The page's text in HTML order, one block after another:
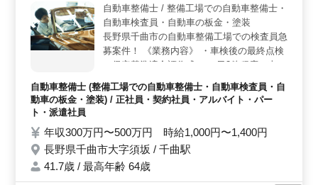
会社カレンダーに従い、有給休暇も取得可能です。
＜中高年が活躍する職場環境＞ 平均年齢49.8歳で、最
高年齢70歳までの中高年が活躍しています。男性8：女性
2の比率で、禁煙環境での健康的な職場です。経験豊富な
方々がチームを支え、安心して長く働ける環境が整って
自動車整備士 / 整備工場での自動車整備士・
自動車検査員・自動車の板金・塗装
長野県千曲市の自動車整備工場での検査員急
募案件！ 《業務内容》 ・車検後の最終点検
・保安基準適合証作成 ・一日3件程度の車検
即日勤務可能 ・社会保険完備 ・検査員資格
者は条件面優遇します！
自動車整備士 (整備工場での自動車整備士・自動車検査員・自
動車の板金・塗装) / 正社員・契約社員・アルバイト・パー
ト・派遣社員
年収300万円〜500万円 時給1,000円〜1,400円
長野県千曲市大字須坂 / 千曲駅
41.7歳 / 最高年齢 64歳